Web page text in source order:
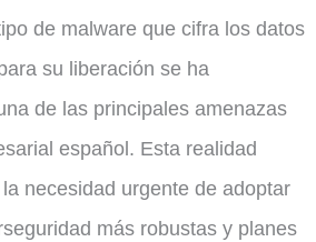
de malware que cifra los datos
su liberación se ha
de las principales amenazas
español. Esta realidad
necesidad urgente de adoptar
más robustas y planes